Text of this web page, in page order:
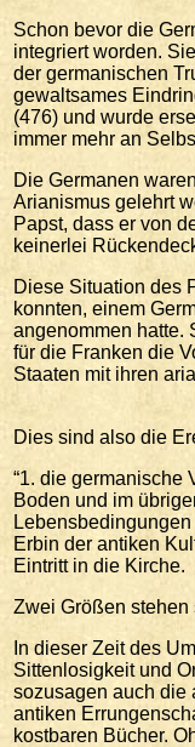
Schon bevor die
integriert worden.
der germanischen
gewaltsames
(476) und wurde
immer mehr an
Die Germanen
Arianismus gelehrt
Papst, dass er von
keinerlei
Diese Situation des
konnten, einem
angenommen hatte.
für die Franken die
Staaten mit ihren
Dies sind also die
“1. die germanische
Boden und im
Erbin der antiken
Eintritt in die Kirche.
Zwei Größen stehen
In dieser Zeit des
Sittenlosigkeit und
sozusagen auch die
antiken
kostbaren Bücher.